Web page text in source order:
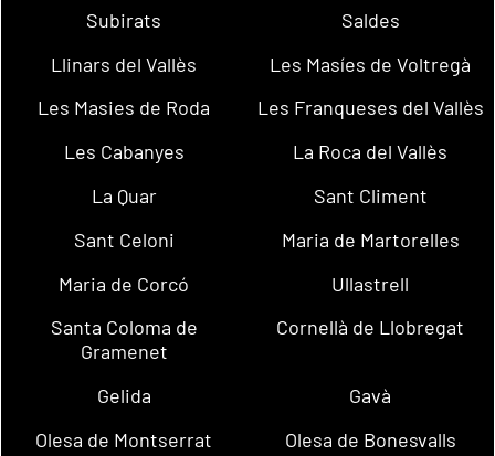
Subirats
Saldes
Llinars del Vallès
Les Masíes de Voltregà
Les Masies de Roda
Les Franqueses del Vallès
Les Cabanyes
La Roca del Vallès
La Quar
Sant Climent
Sant Celoni
Maria de Martorelles
Maria de Corcó
Ullastrell
Santa Coloma de
Gramenet
Cornellà de Llobregat
Gelida
Gavà
Olesa de Montserrat
Olesa de Bonesvalls